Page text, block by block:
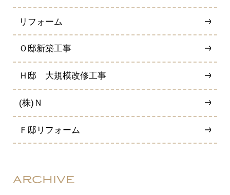
リフォーム
Ｏ邸新築工事
Ｈ邸 大規模改修工事
(株)Ｎ
Ｆ邸リフォーム
ARCHIVE